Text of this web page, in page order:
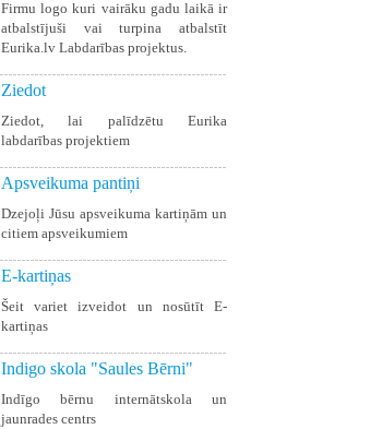
Firmu logo kuri vairāku gadu laikā ir
atbalstījuši vai turpina atbalstīt
Eurika.lv Labdarības projektus.
Ziedot
Ziedot, lai palīdzētu Eurika
labdarības projektiem
Apsveikuma pantiņi
Dzejoļi Jūsu apsveikuma kartiņām un
citiem apsveikumiem
E-kartiņas
Šeit variet izveidot un nosūtīt E-
kartiņas
Indigo skola "Saules Bērni"
Indīgo bērnu internātskola un
jaunrades centrs